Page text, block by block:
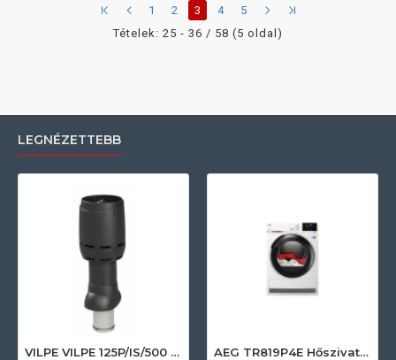
1 2 3 4
5
Tételek: 25 - 36 / 58 (5 oldal)
LEGNÉZETTEBB
VILPE VILPE 125P/IS/500 FLOW tetőszellőző, fekete Szellőztető ventilátor tartozékok AEG TR819P4E Hőszivattyús szárítógép